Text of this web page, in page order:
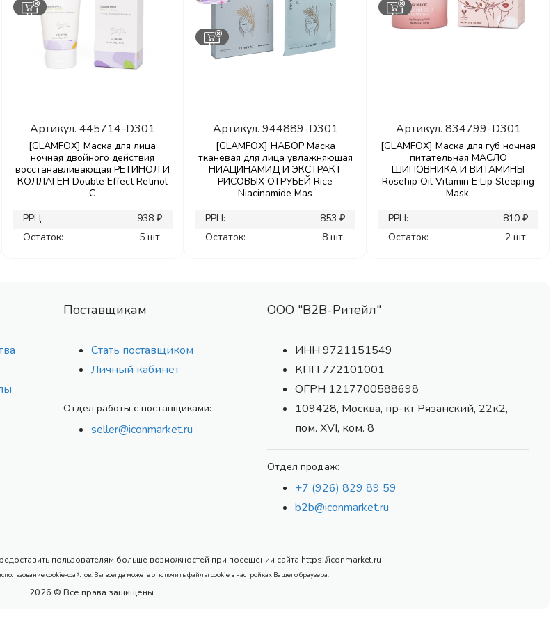
Артикул. 445714-D301
[GLAMFOX] Маска для лица
ночная двойного действия
восстанавливающая РЕТИНОЛ И
КОЛЛАГЕН Double Effect Retinol
C
РРЦ:
938 ₽
Остаток:
5 шт.
Артикул. 944889-D301
[GLAMFOX] НАБОР Маска
тканевая для лица увлажняющая
НИАЦИНАМИД И ЭКСТРАКТ
РИСОВЫХ ОТРУБЕЙ Rice
Niacinamide Mas
РРЦ:
853 ₽
Остаток:
8 шт.
Артикул. 834799-D301
[GLAMFOX] Маска для губ ночная
питательная МАСЛО
ШИПОВНИКА И ВИТАМИНЫ
Rosehip Oil Vitamin E Lip Sleeping
Mask,
РРЦ:
810 ₽
Остаток:
2 шт.
Поставщикам
Стать поставщиком
Личный кабинет
Отдел работы с поставщиками:
seller@iconmarket.ru
ООО "В2В-Ритейл"
ИНН 9721151549
КПП 772101001
ОГРН 1217700588698
109428, Москва, пр-кт Рязанский, 22к2,
пом. XVI, ком. 8
Отдел продаж:
+7 (926) 829 89 59
b2b@iconmarket.ru
пользователям больше возможностей при посещении сайта https://iconmarket.ru
cookie-файлов. Вы всегда можете отключить файлы cookie в настройках Вашего браузера.
2026 © Все права защищены.